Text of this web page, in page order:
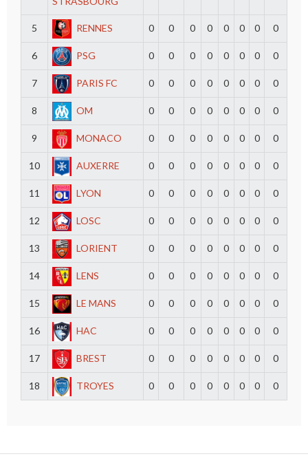
5 RENNES 0 0 0 0 0 0 0 0
6 PSG 0 0 0 0 0 0 0 0
7 PARIS FC 0 0 0 0 0 0 0 0
8 OM 0 0 0 0 0 0 0 0
9 MONACO 0 0 0 0 0 0 0 0
10 AUXERRE 0 0 0 0 0 0 0 0
11 LYON 0 0 0 0 0 0 0 0
12 LOSC 0 0 0 0 0 0 0 0
13 LORIENT 0 0 0 0 0 0 0 0
14 LENS 0 0 0 0 0 0 0 0
15 LE MANS 0 0 0 0 0 0 0 0
16 HAC 0 0 0 0 0 0 0 0
17 BREST 0 0 0 0 0 0 0 0
18 TROYES 0 0 0 0 0 0 0 0